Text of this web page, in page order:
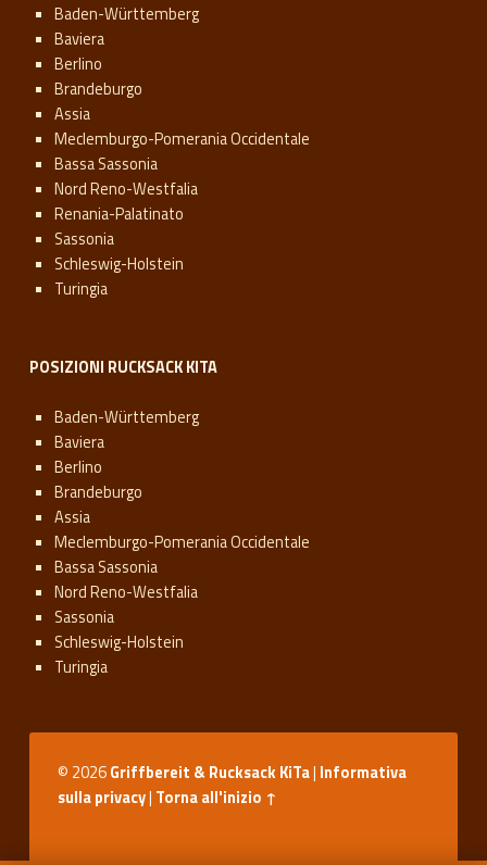
Baden-Württemberg
Baviera
Berlino
Brandeburgo
Assia
Meclemburgo-Pomerania Occidentale
Bassa Sassonia
Nord Reno-Westfalia
Renania-Palatinato
Sassonia
Schleswig-Holstein
Turingia
POSIZIONI RUCKSACK KITA
Baden-Württemberg
Baviera
Berlino
Brandeburgo
Assia
Meclemburgo-Pomerania Occidentale
Bassa Sassonia
Nord Reno-Westfalia
Sassonia
Schleswig-Holstein
Turingia
© 2026Griffbereit & Rucksack KiTa| Informativa
sulla privacy| Torna all'inizio ↑